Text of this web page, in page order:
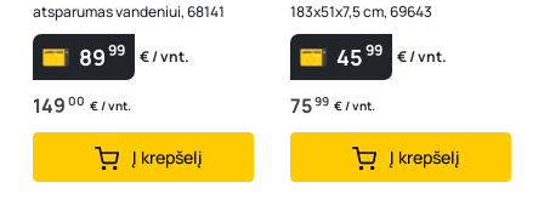
atsparumas vandeniui, 68141
8999 € / vnt.
149 00 € / vnt.
Į krepšelį
183x51x7,5 cm, 69643
4599 € / vnt.
7599 € / vnt.
Į krepšelį